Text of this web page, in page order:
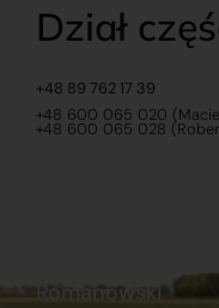
Dział
+48 89 762 17 39
+48 600 065 020
+48 600 065 028
Romanowski